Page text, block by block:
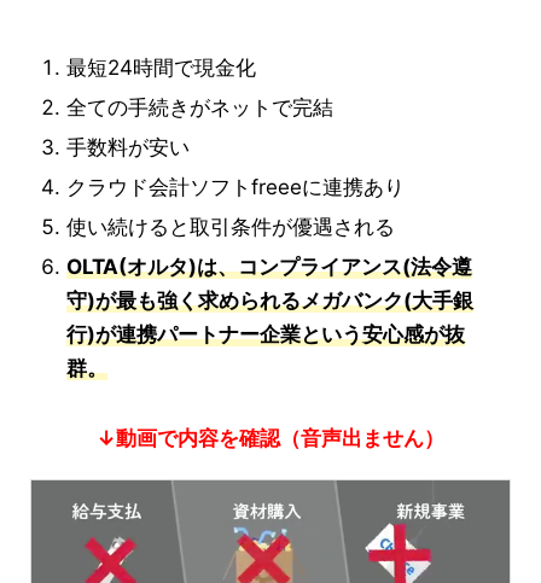
最短24時間で現金化
全ての手続きがネットで完結
手数料が安い
クラウド会計ソフトfreeeに連携あり
使い続けると取引条件が優遇される
OLTA(オルタ)は、コンプライアンス(法令遵
守)が最も強く求められるメガバンク(大手銀
行)が連携パートナー企業という安心感が抜
群。
↓動画で内容を確認（音声出ません）